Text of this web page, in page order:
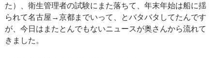
た）、衛生管理者の試験にまた落ちて、年末年始は船に揺
られて名古屋→京都までいって、とバタバタしてたんです
が、今日はまたとんでもないニュースが奥さんから流れて
きました。